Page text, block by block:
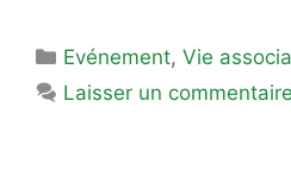
Catégories
Evénement,Vie
Laisser un commentaire